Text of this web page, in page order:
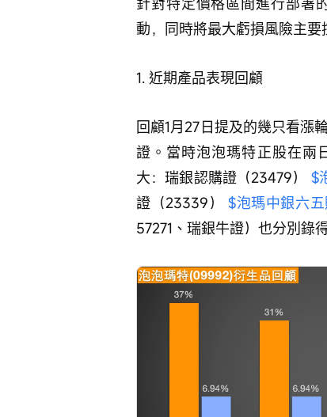
動，同時將最大虧損風險主要
1. 近期產品表現回顧
回顧1月27日提及的幾只看漲
證。當時泡泡瑪特正股在兩
大：瑞銀認購證（23479） $
證（23339） $泡瑪中銀六
57271、瑞銀牛證）也分別錄